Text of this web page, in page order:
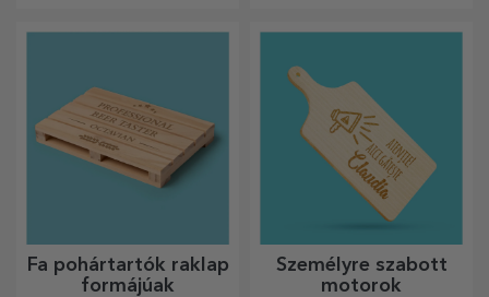
Fa pohártartók raklap
formájúak
Személyre szabott
motorok